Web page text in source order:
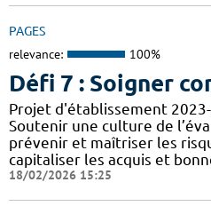
PAGES
relevance: 100%
Défi 7 : Soigner
Projet d'établissement
Soutenir une culture de
prévenir et maîtriser les
capitaliser les acquis et
18/02/2026 15:25